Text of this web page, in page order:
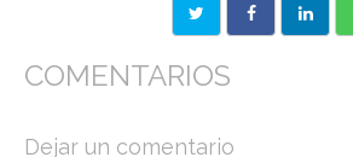
COMENTARIOS
Dejar un comentario